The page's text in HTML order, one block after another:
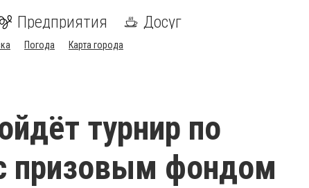
Предприятия Досуг
Погода Карта города
турнир по
призовым фондом